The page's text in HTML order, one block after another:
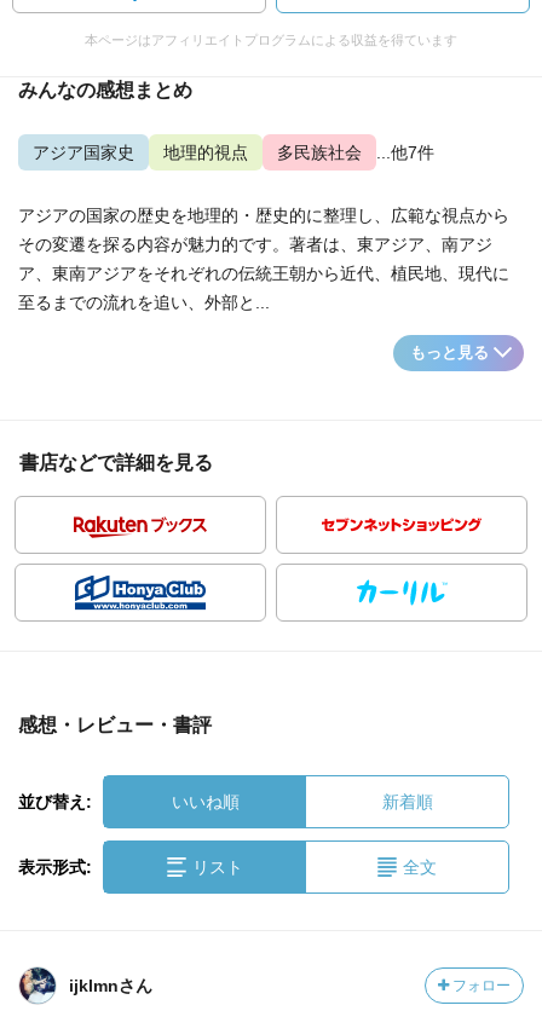
本ページはアフィリエイトプログラムによる収益を得ています
みんなの感想まとめ
アジア国家史 地理的視点 多民族社会 ...他7件
アジアの国家の歴史を地理的・歴史的に整理し、広範な視点から
その変遷を探る内容が魅力的です。著者は、東アジア、南アジ
ア、東南アジアをそれぞれの伝統王朝から近代、植民地、現代に
至るまでの流れを追い、外部と...
もっと見る
書店などで詳細を見る
感想・レビュー・書評
並び替え: いいね順 新着順
表示形式: リスト 全文
ijklmnさん フォロー